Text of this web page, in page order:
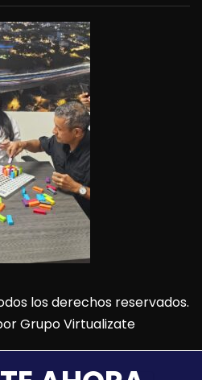
los derechos reservados.
Grupo Virtualizate